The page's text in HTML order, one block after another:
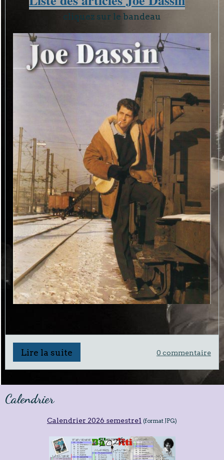
cliquez sur le bandeau
Lire la suite 0 commentaire
Calendrier
Calendrier 2026 semestre1 (format JPG)